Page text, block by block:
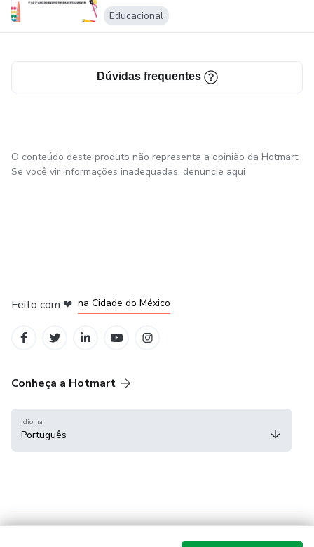
Educacional
Dúvidas frequentes
O conteúdo deste produto não representa a opinião da Hotmart.
Se você vir informações inadequadas, denuncie aqui
Feito com ❤ na Cidade do México
Conheça a Hotmart
Idioma
Português